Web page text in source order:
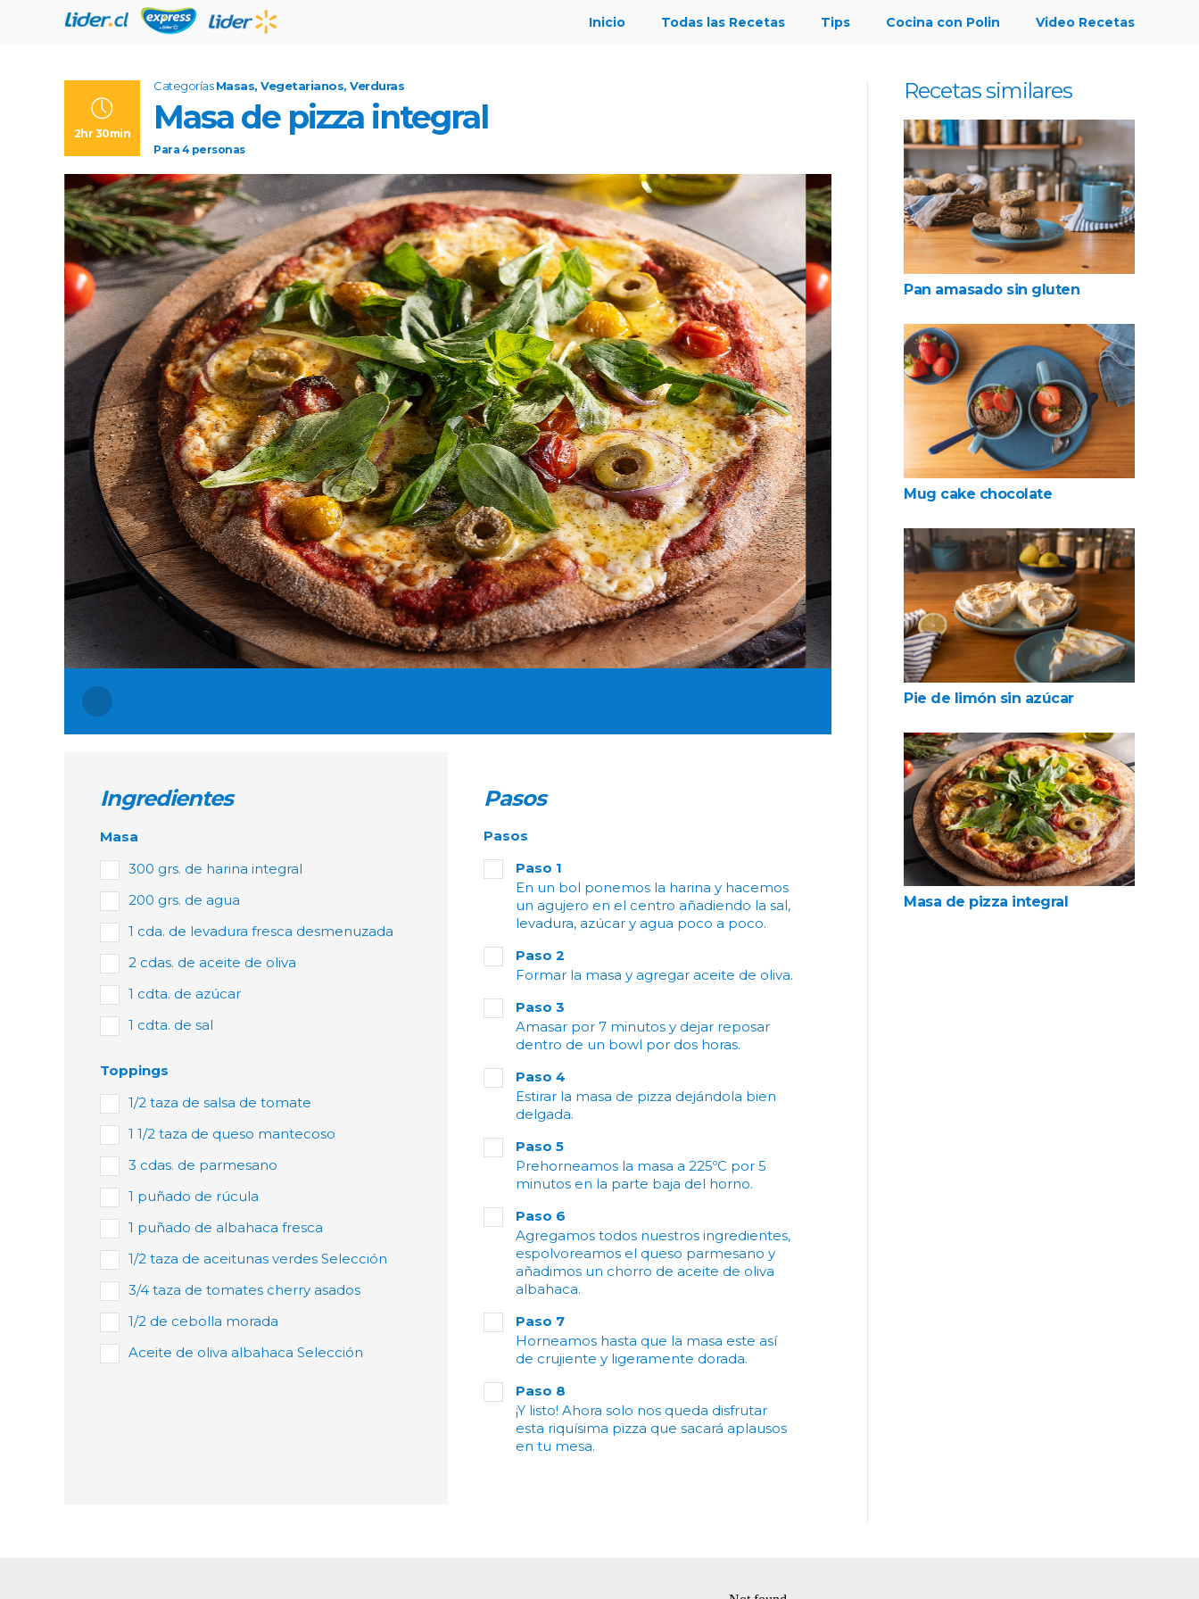
Inicio Todas las Recetas Tips Cocina con Polin Video Recetas
2hr 30min
CategoríasMasas, Vegetarianos, Verduras
Masa de pizza integral
Para 4 personas
Ingredientes
Masa
300 grs. de harina integral
200 grs. de agua
1 cda. de levadura fresca desmenuzada
2 cdas. de aceite de oliva
1 cdta. de azúcar
1 cdta. de sal
Toppings
1/2 taza de salsa de tomate
1 1/2 taza de queso mantecoso
3 cdas. de parmesano
1 puñado de rúcula
1 puñado de albahaca fresca
1/2 taza de aceitunas verdes Selección
3/4 taza de tomates cherry asados
1/2 de cebolla morada
Aceite de oliva albahaca Selección
Pasos
Pasos
Paso 1
En un bol ponemos la harina y hacemos
un agujero en el centro añadiendo la sal,
levadura, azúcar y agua poco a poco.
Paso 2
Formar la masa y agregar aceite de oliva.
Paso 3
Amasar por 7 minutos y dejar reposar
dentro de un bowl por dos horas.
Paso 4
Estirar la masa de pizza dejándola bien
delgada.
Paso 5
Prehorneamos la masa a 225ºC por 5
minutos en la parte baja del horno.
Paso 6
Agregamos todos nuestros ingredientes,
espolvoreamos el queso parmesano y
añadimos un chorro de aceite de oliva
albahaca.
Paso 7
Horneamos hasta que la masa este así
de crujiente y ligeramente dorada.
Paso 8
¡Y listo! Ahora solo nos queda disfrutar
esta riquísima pizza que sacará aplausos
en tu mesa.
Recetas similares
Pan amasado sin gluten
Mug cake chocolate
Pie de limón sin azúcar
Masa de pizza integral